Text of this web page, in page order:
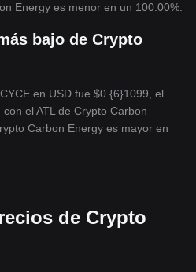
Energy es menor en un 100.00%.
bajo de Crypto
en USD fue $0.{6}1099, el
el ATL de Crypto Carbon
Carbon Energy es mayor en
de Crypto